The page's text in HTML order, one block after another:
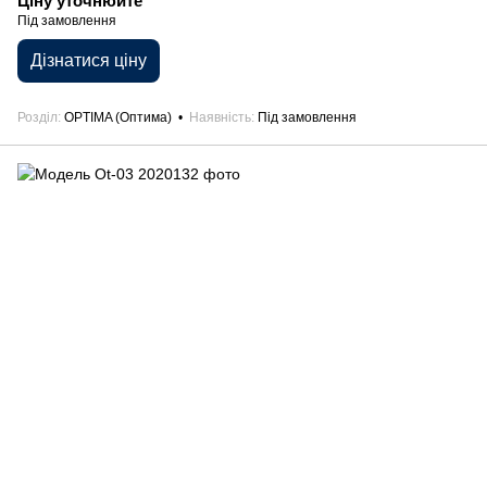
Під замовлення
Дізнатися ціну
Розділ OPTIMA (Оптима) Наявність Під замовлення